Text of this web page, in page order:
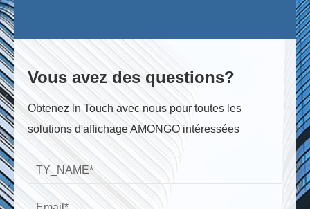
Vous avez des questions?
Obtenez ln Touch avec nous pour toutes les
solutions d'affichage AMONGO intéressées